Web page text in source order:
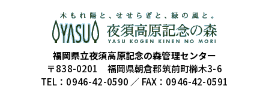
福岡県立夜須高原記念の森管理センター
〒838-0201 福岡県朝倉郡筑前町櫛木3-6
TEL：0946-42-0590 ／ FAX：0946-42-0591